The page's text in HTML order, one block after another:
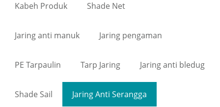
Kabeh Produk Shade Net
Jaring anti manuk Jaring pengaman
PE Tarpaulin Tarp Jaring Jaring anti bledug
Shade Sail Jaring Anti Serangga